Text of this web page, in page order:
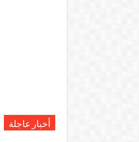
أخبار عاجلة